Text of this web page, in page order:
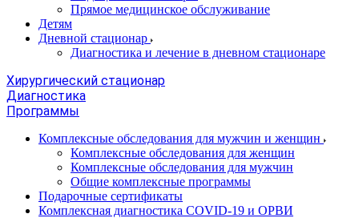
Прямое медицинское обслуживание
Детям
Дневной стационар
Диагностика и лечение в дневном стационаре
Хирургический стационар
Диагностика
Программы
Комплексные обследования для мужчин и женщин
Комплексные обследования для женщин
Комплексные обследования для мужчин
Общие комплексные программы
Подарочные сертификаты
Комплексная диагностика COVID-19 и ОРВИ